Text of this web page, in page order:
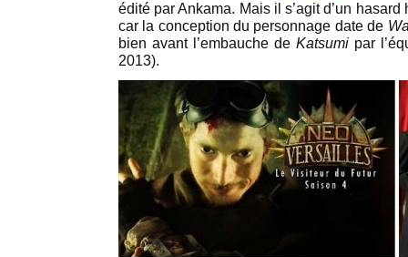
édité par Ankama. Mais il s’agit d’un
car la conception du personnage date de
bien avant l’embauche de Katsumi par
2013).